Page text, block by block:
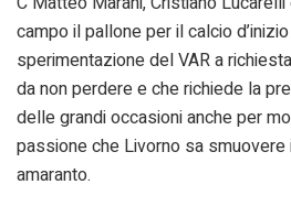
campo il pallone per il calcio
sperimentazione del VAR a
da non perdere e che richiede la
delle grandi occasioni anche per
passione che Livorno sa smuovere
amaranto.